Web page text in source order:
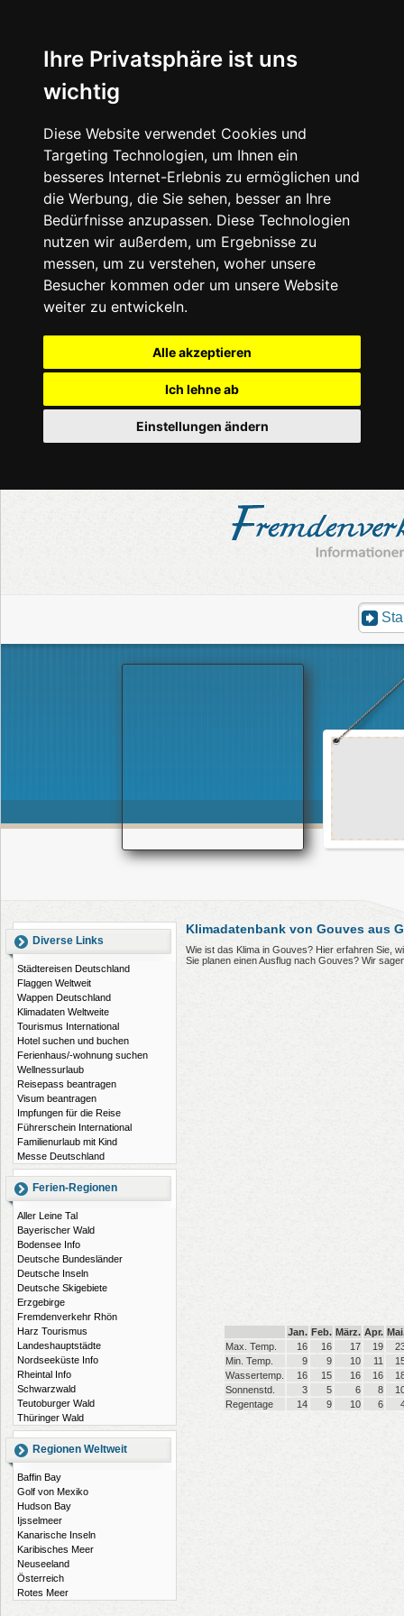
Ihre Privatsphäre ist uns
wichtig
Diese Website verwendet Cookies und
Targeting Technologien, um Ihnen ein
besseres Internet-Erlebnis zu ermöglichen und
die Werbung, die Sie sehen, besser an Ihre
Bedürfnisse anzupassen. Diese Technologien
nutzen wir außerdem, um Ergebnisse zu
messen, um zu verstehen, woher unsere
Besucher kommen oder um unsere Website
weiter zu entwickeln.
Alle akzeptieren
Ich lehne ab
Einstellungen ändern
Diverse Links
Städtereisen Deutschland
Flaggen Weltweit
Wappen Deutschland
Klimadaten Weltweite
Tourismus International
Hotel suchen und buchen
Ferienhaus/-wohnung suchen
Wellnessurlaub
Reisepass beantragen
Visum beantragen
Impfungen für die Reise
Führerschein International
Familienurlaub mit Kind
Messe Deutschland
Ferien-Regionen
Aller Leine Tal
Bayerischer Wald
Bodensee Info
Deutsche Bundesländer
Deutsche Inseln
Deutsche Skigebiete
Erzgebirge
Fremdenverkehr Rhön
Harz Tourismus
Landeshauptstädte
Nordseeküste Info
Rheintal Info
Schwarzwald
Teutoburger Wald
Thüringer Wald
Regionen Weltweit
Baffin Bay
Golf von Mexiko
Hudson Bay
Ijsselmeer
Kanarische Inseln
Karibisches Meer
Neuseeland
Österreich
Rotes Meer
Klimadatenbank von Gouves aus
Wie ist das Klima in Gouves? Hier erfahren Sie,
Sie planen einen Ausflug nach Gouves? Wir
Jan. Feb. März. Apr.
Max. Temp.
16 16 17 19
Min. Temp.
9 9 10 11
Wassertemp.
16 15 16 16
Sonnenstd.
3 5 6 8
Regentage
14 9 10 6